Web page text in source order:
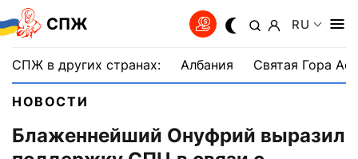
СПЖ RU
СПЖ в других странах: Албания Святая Гора
НОВОСТИ
Блаженнейший Онуфрий выразил